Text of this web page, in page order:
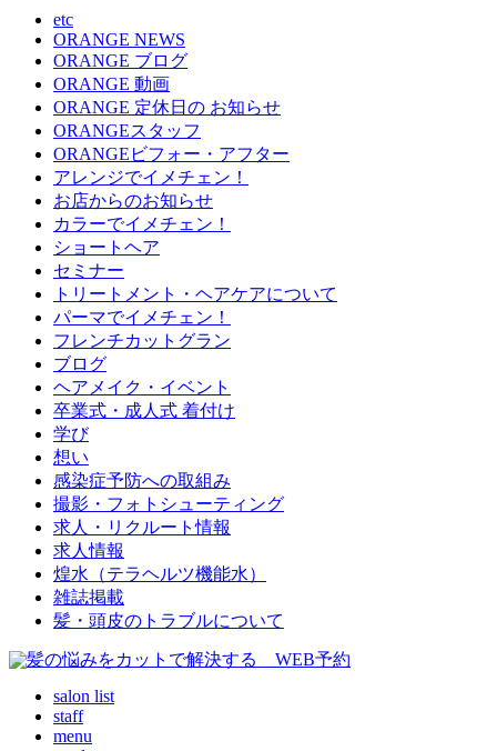
etc
ORANGE NEWS
ORANGE ブログ
ORANGE 動画
ORANGE 定休日の お知らせ
ORANGEスタッフ
ORANGEビフォー・アフター
アレンジでイメチェン！
お店からのお知らせ
カラーでイメチェン！
ショートヘア
セミナー
トリートメント・ヘアケアについて
パーマでイメチェン！
フレンチカットグラン
ブログ
ヘアメイク・イベント
卒業式・成人式 着付け
学び
想い
感染症予防への取組み
撮影・フォトシューティング
求人・リクルート情報
求人情報
煌水（テラヘルツ機能水）
雑誌掲載
髪・頭皮のトラブルについて
salon list
staff
menu